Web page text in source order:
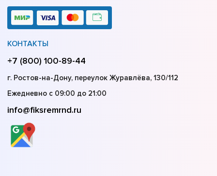
КОНТАКТЫ
+7 (800) 100-89-44
г. Ростов-на-Дону, переулок Журавлёва, 130/112
Ежедневно с 09:00 до 21:00
info@fiksremrnd.ru